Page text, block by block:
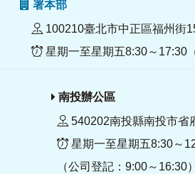
署本部
100210臺北市中正區福州街
星期一至星期五8:30～17:30
南投辦公區
540202南投縣南投市省
星期一至星期五8:30～
（公司登記：9:00～16:30